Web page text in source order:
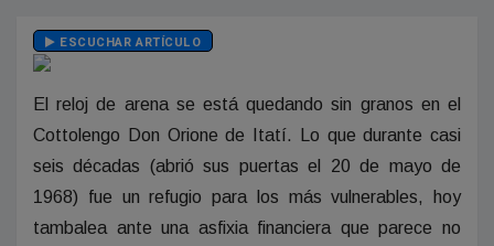
ESCUCHAR ARTÍCULO
El reloj de arena se está quedando sin granos en el
Cottolengo Don Orione de Itatí. Lo que durante casi
seis décadas (abrió sus puertas el 20 de mayo de
1968) fue un refugio para los más vulnerables, hoy
tambalea ante una asfixia financiera que parece no